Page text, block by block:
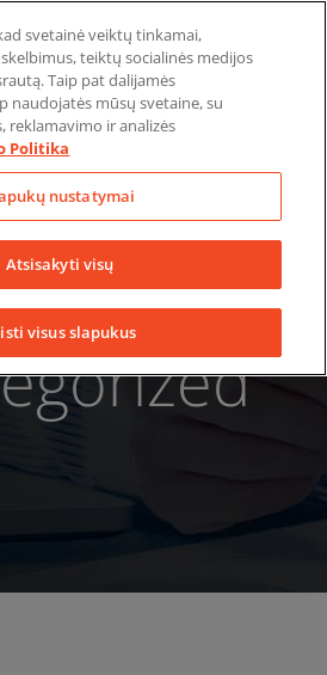
LinkedInYouTubeFacebook
svetainė veiktų tinkamai,
teiktų socialinės medijos
Taip pat dalijamės
naudojatės mūsų svetaine, su
reklamavimo ir analizės
Politika
nustatymai
Atsisakyti visų
visus slapukus